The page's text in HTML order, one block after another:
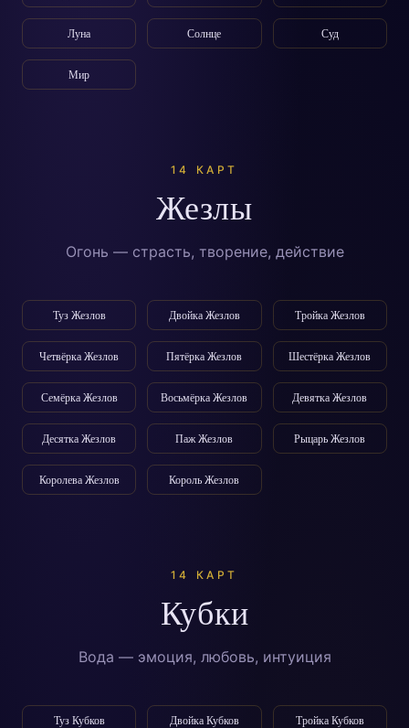
Луна Солнце Суд
Мир
14 КАРТ
Жезлы
Огонь — страсть, творение, действие
Туз Жезлов Двойка Жезлов Тройка Жезлов
Четвёрка Жезлов Пятёрка Жезлов Шестёрка Жезлов
Семёрка Жезлов Восьмёрка Жезлов Девятка Жезлов
Десятка Жезлов Паж Жезлов Рыцарь Жезлов
Королева Жезлов Король Жезлов
14 КАРТ
Кубки
Вода — эмоция, любовь, интуиция
Туз Кубков Двойка Кубков Тройка Кубков